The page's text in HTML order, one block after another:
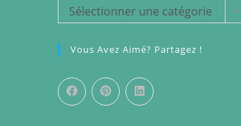
BlogSélectionner une catégorie
Vous Avez Aimé? Partagez !